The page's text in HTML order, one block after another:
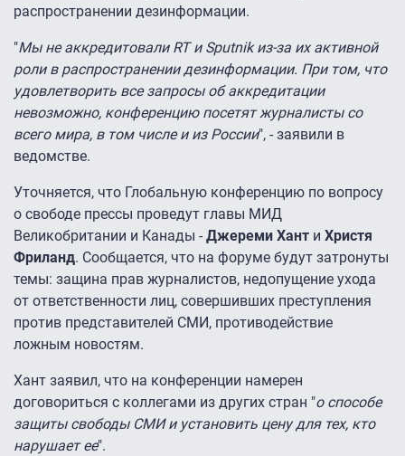
распространении дезинформации.
"Мы не аккредитовали RT и Sputnik из-за их активной
роли в распространении дезинформации. При том, что
удовлетворить все запросы об аккредитации
невозможно, конференцию посетят журналисты со
всего мира, в том числе и из России", - заявили в
ведомстве.
Уточняется, что Глобальную конференцию по вопросу
о свободе прессы проведут главы МИД
Великобритании и Канады - Джереми Хант и Христя
Фриланд. Сообщается, что на форуме будут затронуты
темы: защина прав журналистов, недопущение ухода
от ответственности лиц, совершивших преступления
против представителей СМИ, противодействие
ложным новостям.
Хант заявил, что на конференции намерен
договориться с коллегами из других стран "о способе
защиты свободы СМИ и установить цену для тех, кто
нарушает ее".